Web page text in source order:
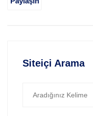
Siteiçi Arama